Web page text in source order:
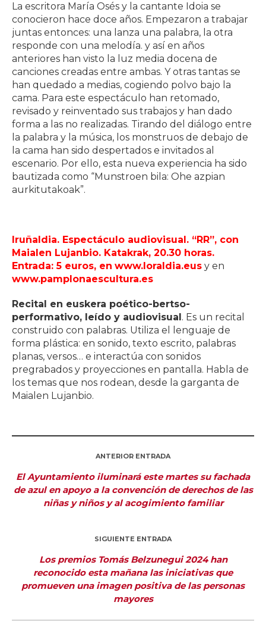
La escritora María Osés y la cantante Idoia se
conocieron hace doce años. Empezaron a trabajar
juntas entonces: una lanza una palabra, la otra
responde con una melodía. y así en años
anteriores han visto la luz media docena de
canciones creadas entre ambas. Y otras tantas se
han quedado a medias, cogiendo polvo bajo la
cama. Para este espectáculo han retomado,
revisado y reinventado sus trabajos y han dado
forma a las no realizadas. Tirando del diálogo entre
la palabra y la música, los monstruos de debajo de
la cama han sido despertados e invitados al
escenario. Por ello, esta nueva experiencia ha sido
bautizada como “Munstroen bila: Ohe azpian
aurkitutakoak”.
Iruñaldia. Espectáculo audiovisual. “RR”, con
Maialen Lujanbio. Katakrak, 20.30 horas.
Entrada: 5 euros, en www.loraldia.eus y en
www.pamplonaescultura.es
Recital en euskera poético-bertso-
performativo, leído y audiovisual . Es un recital
construido con palabras. Utiliza el lenguaje de
forma plástica: en sonido, texto escrito, palabras
planas, versos… e interactúa con sonidos
pregrabados y proyecciones en pantalla. Habla de
los temas que nos rodean, desde la garganta de
Maialen Lujanbio.
ANTERIOR ENTRADA
El Ayuntamiento iluminará este martes su fachada
de azul en apoyo a la convención de derechos de las
niñas y niños y al acogimiento familiar
SIGUIENTE ENTRADA
Los premios Tomás Belzunegui 2024 han
reconocido esta mañana las iniciativas que
promueven una imagen positiva de las personas
mayores